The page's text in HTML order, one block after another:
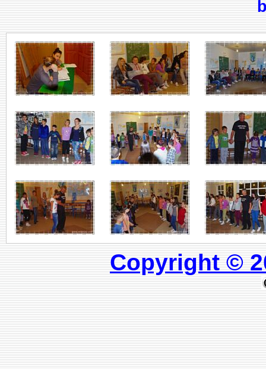
Copyright ©